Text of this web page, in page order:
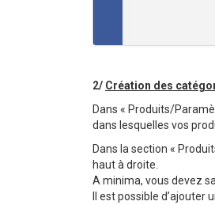
2/ Création des
Dans « Produits/
dans lesquelles vos
Dans la section «
haut à droite.
A minima, vous devez
Il est possible